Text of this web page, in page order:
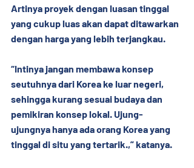
Artinya proyek dengan luasan tinggal
yang cukup luas akan dapat ditawarkan
dengan harga yang lebih terjangkau.
“Intinya jangan membawa konsep
seutuhnya dari Korea ke luar negeri,
sehingga kurang sesuai budaya dan
pemikiran konsep lokal. Ujung-
ujungnya hanya ada orang Korea yang
tinggal di situ yang tertarik.,” katanya.